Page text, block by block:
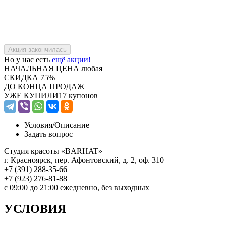
Но у нас есть ещё акции!
НАЧАЛЬНАЯ ЦЕНА любая
СКИДКА 75%
ДО КОНЦА ПРОДАЖ
УЖЕ КУПИЛИ17 купонов
Условия/Описание
Задать вопрос
Студия красоты «BARHAT»
г. Красноярск, пер. Афонтовский, д. 2, оф. 310
+7 (391) 288-35-66
+7 (923) 276-81-88
с 09:00 до 21:00 ежедневно, без выходных
УСЛОВИЯ